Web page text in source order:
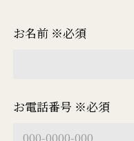
お名前 ※必須
お電話番号 ※必須